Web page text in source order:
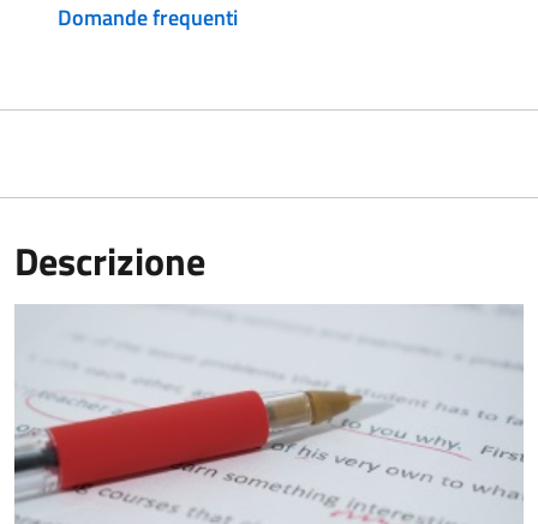
Domande frequenti
Descrizione